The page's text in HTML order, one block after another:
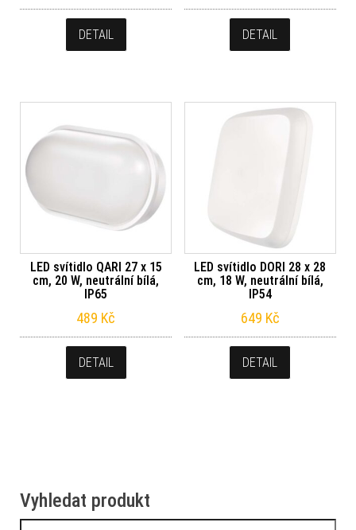
DETAIL DETAIL
LED svítidlo QARI 27 x 15
cm, 20 W, neutrální bílá,
IP65
489 Kč
DETAIL
LED svítidlo DORI 28 x 28
cm, 18 W, neutrální bílá,
IP54
649 Kč
DETAIL
Vyhledat produkt